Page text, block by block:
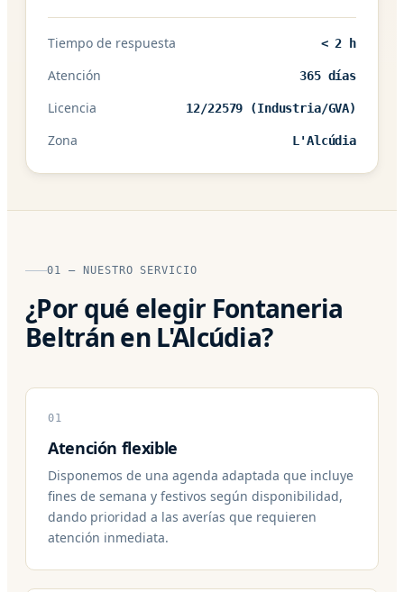
Tiempo de respuesta < 2 h
Atención 365 días
Licencia 12/22579 (Industria/GVA)
Zona L'Alcúdia
01 — NUESTRO SERVICIO
¿Por qué elegir Fontaneria
Beltrán en L'Alcúdia?
01
Atención flexible
Disponemos de una agenda adaptada que incluye
fines de semana y festivos según disponibilidad,
dando prioridad a las averías que requieren
atención inmediata.